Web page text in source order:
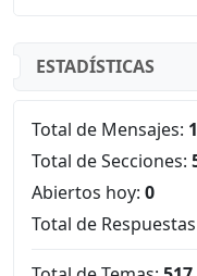
ESTADÍSTICAS
Total de Mensajes:
Total de Secciones:
Abiertos hoy: 0
Total de